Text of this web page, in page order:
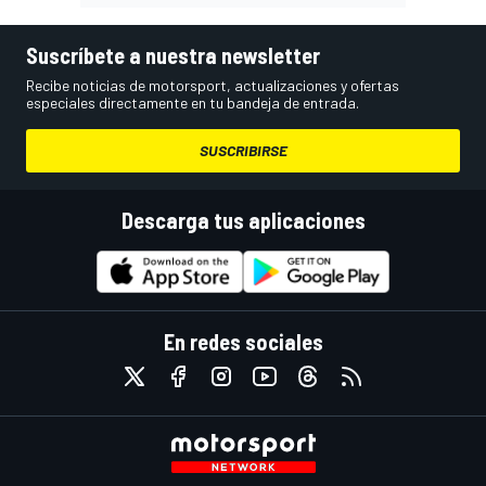
Suscríbete a nuestra newsletter
Recibe noticias de motorsport, actualizaciones y ofertas
especiales directamente en tu bandeja de entrada.
SUSCRIBIRSE
Descarga tus aplicaciones
En redes sociales